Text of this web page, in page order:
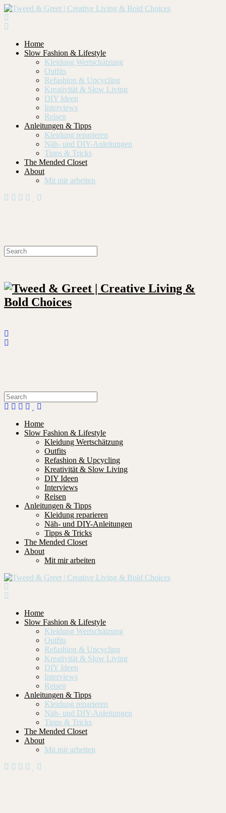
Home
Slow Fashion & Lifestyle
Kleidung Wertschätzung
Outfits
Refashion & Upcycling
Kreativität & Slow Living
DIY Ideen
Interviews
Reisen
Anleitungen & Tipps
Kleidung reparieren
Näh- und DIY-Anleitungen
Tipps & Tricks
The Mended Closet
About
Mit mir arbeiten
Home
Slow Fashion & Lifestyle
Kleidung Wertschätzung
Outfits
Refashion & Upcycling
Kreativität & Slow Living
DIY Ideen
Interviews
Reisen
Anleitungen & Tipps
Kleidung reparieren
Näh- und DIY-Anleitungen
Tipps & Tricks
The Mended Closet
About
Mit mir arbeiten
Home
Slow Fashion & Lifestyle
Kleidung Wertschätzung
Outfits
Refashion & Upcycling
Kreativität & Slow Living
DIY Ideen
Interviews
Reisen
Anleitungen & Tipps
Kleidung reparieren
Näh- und DIY-Anleitungen
Tipps & Tricks
The Mended Closet
About
Mit mir arbeiten